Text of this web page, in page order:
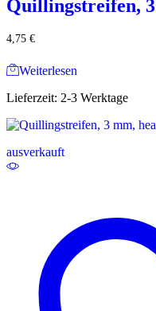
Quillingstreifen,
4,75 €
Weiterlesen
Lieferzeit: 2-3 Werktage
ausverkauft